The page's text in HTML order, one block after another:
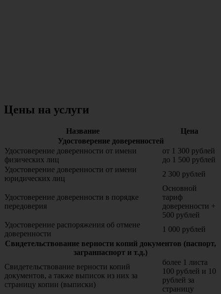
Цены на услуги
Название
Цена
Удостоверение доверенностей
Удостоверение доверенности от имени
физических лиц
от 1 300 рублей
до 1 500 рублей
Удостоверение доверенности от имени
юридических лиц
2 300 рублей
Удостоверение доверенности в порядке
передоверия
Основной
тариф
доверенности +
500 рублей
Удостоверение распоряжения об отмене
доверенности
1 000 рублей
Свидетельствование верности копий документов (паспорт,
загранпаспорт и т.д.)
Свидетельствование верности копий
документов, а также выписок из них за
страницу копии (выписки)
более 1 листа
100 рублей и 10
рублей за
страницу